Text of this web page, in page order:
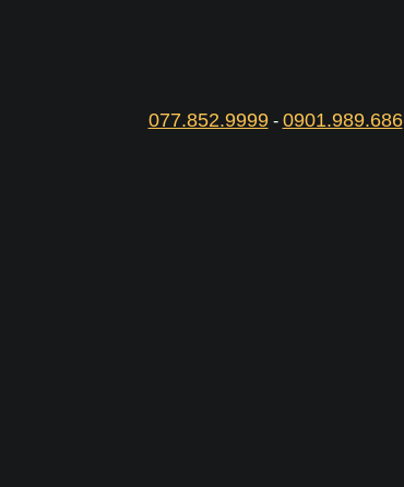
077.852.9999- 0901.989.686